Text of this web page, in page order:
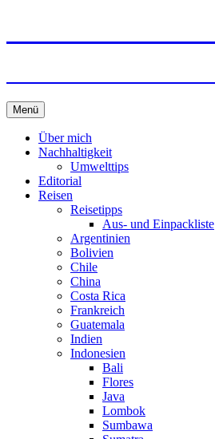
Menü Springe
zum
Inhalt
Über mich
Nachhaltigkeit
Umwelttips
Editorial
Reisen
Reisetipps
Aus- und Einpackliste
Argentinien
Bolivien
Chile
China
Costa Rica
Frankreich
Guatemala
Indien
Indonesien
Bali
Flores
Java
Lombok
Sumbawa